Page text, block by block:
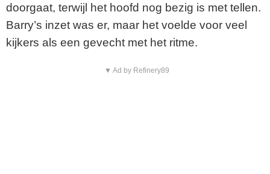
doorgaat, terwijl het hoofd nog bezig is met tellen.
Barry’s inzet was er, maar het voelde voor veel
kijkers als een gevecht met het ritme.
▼ Ad by Refinery89